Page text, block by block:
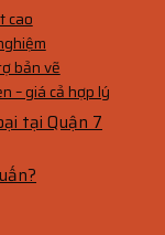
cao
bản vẽ
– giá cả hợp lý
tại Quận 7